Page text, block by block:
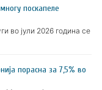
поскапеле
во јули 2026 година се
порасна за 7,5% во